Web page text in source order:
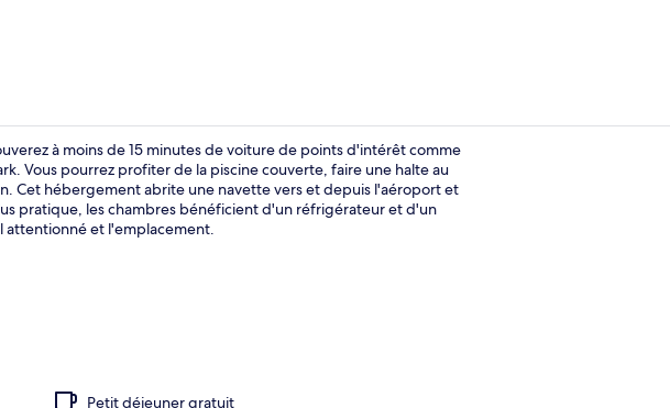
Cour
à moins de 15 minutes de voiture de points d'intérêt comme
Vous pourrez profiter de la piscine couverte, faire une halte au
Cet hébergement abrite une navette vers et depuis l'aéroport et
pratique, les chambres bénéficient d'un réfrigérateur et d'un
attentionné et l'emplacement.
Petit déjeuner gratuit